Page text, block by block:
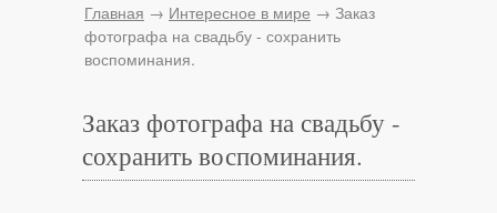
Главная → Интересное в мире → Заказ
фотографа на свадьбу - сохранить
воспоминания.
Заказ фотографа на свадьбу -
сохранить воспоминания.